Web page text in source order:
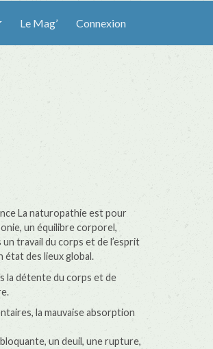
Le Mag’ Connexion
La naturopathie est pour
un équilibre corporel,
travail du corps et de l’esprit
état des lieux global.
la détente du corps et de
la mauvaise absorption
un deuil, une rupture,